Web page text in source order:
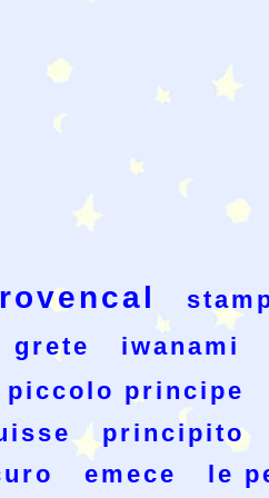
grete
iwanami
piccolo principe
principito
emece le